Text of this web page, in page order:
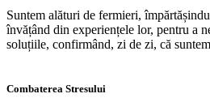
Suntem alături de fermieri,
învățând din experiențele lor, pentru a
soluțiile, confirmând, zi de zi, că
Combaterea Stresului